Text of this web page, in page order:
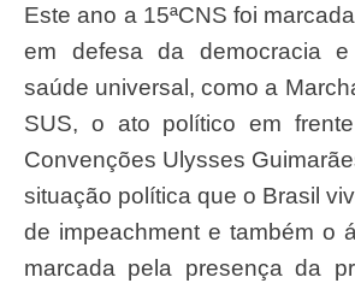
Este ano a 15ªCNS foi marcada por vários atos
em defesa da democracia
saúde universal, como a
SUS, o ato político em
Convenções Ulysses
situação política que o Brasil
de impeachment e também o
marcada pela presença da